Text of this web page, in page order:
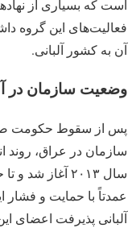
است که بسیاری از
فعالیت‌های این گروه
آن به کشور آلبانی.
وضعیت سازمان در
پس از سقوط حکومت
سازمان در عراق، روند
عمدتاً با حمایت و
آلبانی پذیرفت اعضای